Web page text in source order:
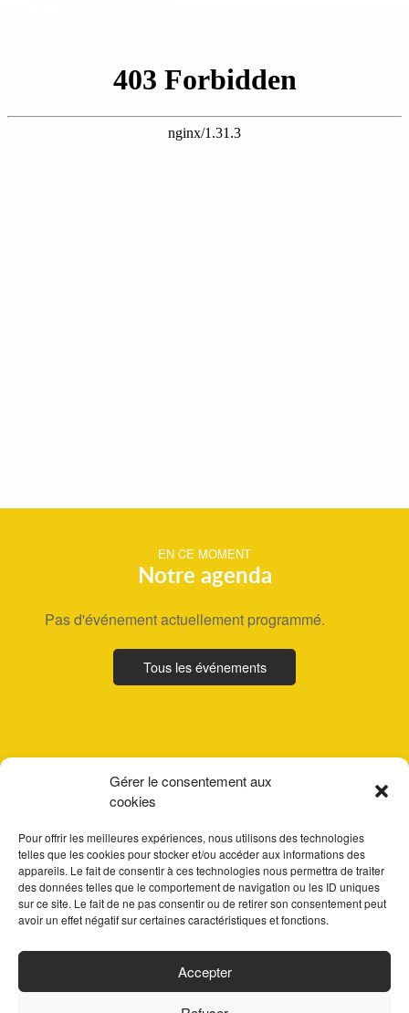
Gérer le consentement aux
cookies
Pour offrir les meilleures expériences, nous utilisons des technologies
telles que les cookies pour stocker et/ou accéder aux informations des
appareils. Le fait de consentir à ces technologies nous permettra de traiter
des données telles que le comportement de navigation ou les ID uniques
sur ce site. Le fait de ne pas consentir ou de retirer son consentement peut
avoir un effet négatif sur certaines caractéristiques et fonctions.
Accepter
EN CE MOMENT
Notre agenda
Pas d'événement actuellement programmé.
Tous les événements